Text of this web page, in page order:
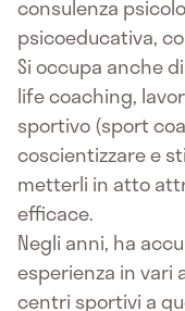
consulenza
psicoeducativa,
Si occupa anche
life coaching,
sportivo (sport
coscientizzare e
metterli in atto
efficace.
Negli anni, ha
esperienza in vari
centri sportivi a